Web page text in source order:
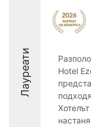
Лауреати
Hotel